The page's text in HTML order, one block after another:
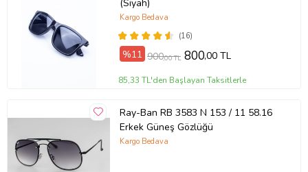
(Siyah)
(16)
Kargo Bedava
%11 900,00 TL 800,00 TL
85,33 TL'den Başlayan Taksitlerle
Ray-Ban RB 3583 N 153 / 11 58.16
Erkek Güneş Gözlüğü
Kargo Bedava